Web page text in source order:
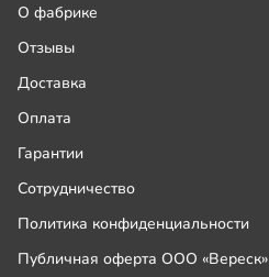
О фабрике
Отзывы
Доставка
Оплата
Гарантии
Сотрудничество
Политика конфиденциальности
Публичная оферта ООО «Вереск»